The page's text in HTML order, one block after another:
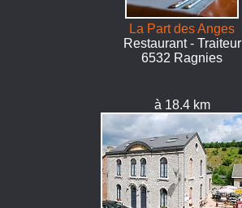
La Part des Anges
Restaurant - Traiteur
6532 Ragnies
à 18.4 km